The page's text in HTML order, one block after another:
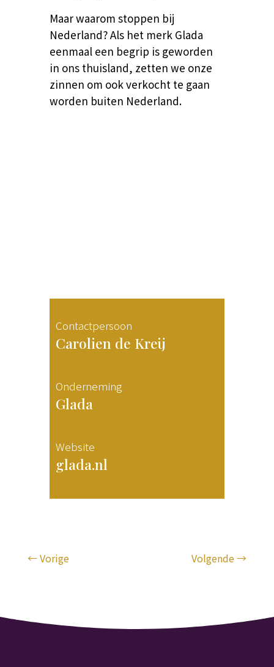
Maar waarom stoppen bij
Nederland? Als het merk Glada
eenmaal een begrip is geworden
in ons thuisland, zetten we onze
zinnen om ook verkocht te gaan
worden buiten Nederland.
Contactpersoon
Carolien de Kreij
Onderneming
Glada
Website
glada.nl
←Vorige Volgende→